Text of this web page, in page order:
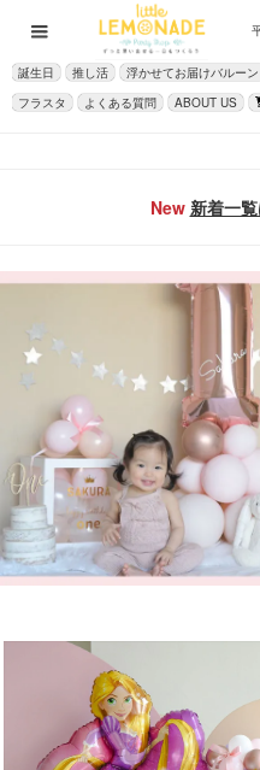
誕生日 推し活 浮かせてお届けバルーン
フラスタ
よくある質問 ABOUT US
New 新着一